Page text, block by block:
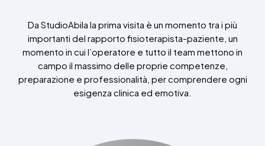
Da StudioAbila la prima visita è un momento tra i più
importanti del rapporto fisioterapista-paziente, un
momento in cui l’operatore e tutto il team mettono in
campo il massimo delle proprie competenze,
preparazione e professionalità, per comprendere ogni
esigenza clinica ed emotiva.